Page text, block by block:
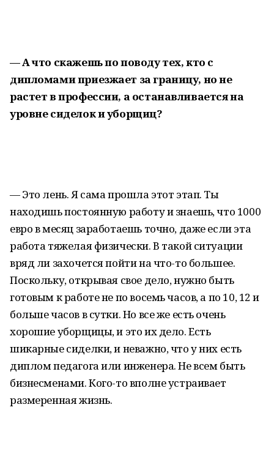
— А что скажешь по поводу тех, кто с
дипломами приезжает за границу, но не
растет в профессии, а останавливается на
уровне сиделок и уборщиц?
— Это лень. Я сама прошла этот этап. Ты
находишь постоянную работу и знаешь, что 1000
евро в месяц заработаешь точно, даже если эта
работа тяжелая физически. В такой ситуации
вряд ли захочется пойти на что-то большее.
Поскольку, открывая свое дело, нужно быть
готовым к работе не по восемь часов, а по 10, 12 и
больше часов в сутки. Но все же есть очень
хорошие уборщицы, и это их дело. Есть
шикарные сиделки, и неважно, что у них есть
диплом педагога или инженера. Не всем быть
бизнесменами. Кого-то вполне устраивает
размеренная жизнь.